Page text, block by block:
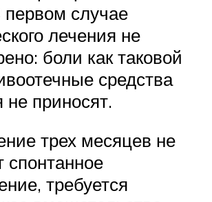
случае
лечения не
боли как таковой
средства
не приносят.
трех месяцев не
спонтанное
требуется